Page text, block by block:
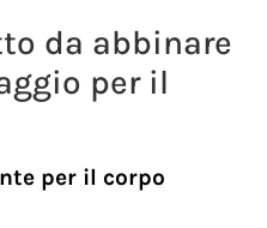
da abbinare
per il
per il corpo